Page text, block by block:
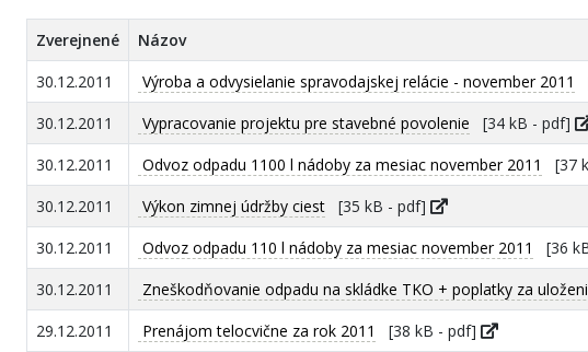
Zverejnené
Názov
30.12.2011
Výroba a odvysielanie spravodajskej relácie - november 2011
30.12.2011
Vypracovanie projektu pre stavebné povolenie [34 kB - pdf]
30.12.2011
Odvoz odpadu 1100 l nádoby za mesiac november 2011
[37
30.12.2011
Výkon zimnej údržby ciest [35 kB - pdf]
30.12.2011
Odvoz odpadu 110 l nádoby za mesiac november 2011
[36
30.12.2011
Zneškodňovanie odpadu na skládke TKO + poplatky za
29.12.2011
Prenájom telocvične za rok 2011
[38 kB - pdf]